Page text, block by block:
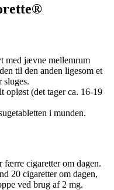
med jævne mellemrum
til den anden ligesom et
sluges.
opløst (det tager ca. 16-19
i munden.
cigaretter om dagen.
20 cigaretter om dagen,
ved brug af 2 mg.